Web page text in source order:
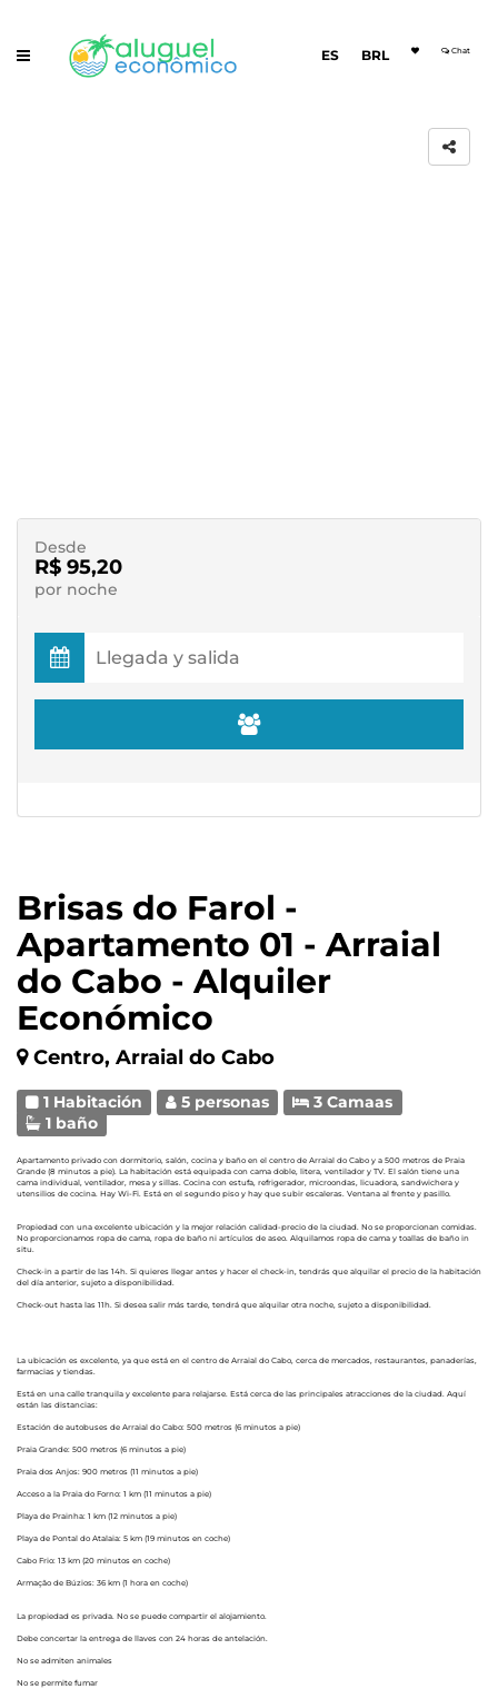
ES BRL Chat
Brisas do Farol -
Apartamento 01 - Arraial
do Cabo - Alquiler
Económico
Centro, Arraial do Cabo
1 Habitación 5 personas
3 Camaas
1 baño
Apartamento privado con dormitorio, salón, cocina y baño en el centro de Arraial do Cabo y a 500 metros de Praia
Grande (8 minutos a pie). La habitación está equipada con cama doble, litera, ventilador y TV. El salón tiene una
cama individual, ventilador, mesa y sillas. Cocina con estufa, refrigerador, microondas, licuadora, sandwichera y
utensilios de cocina. Hay Wi-Fi. Está en el segundo piso y hay que subir escaleras. Ventana al frente y pasillo.
Propiedad con una excelente ubicación y la mejor relación calidad-precio de la ciudad. No se proporcionan comidas.
No proporcionamos ropa de cama, ropa de baño ni artículos de aseo. Alquilamos ropa de cama y toallas de baño in
situ.
Check-in a partir de las 14h. Si quieres llegar antes y hacer el check-in, tendrás que alquilar el precio de la habitación
del día anterior, sujeto a disponibilidad.
Check-out hasta las 11h. Si desea salir más tarde, tendrá que alquilar otra noche, sujeto a disponibilidad.
La ubicación es excelente, ya que está en el centro de Arraial do Cabo, cerca de mercados, restaurantes, panaderías,
farmacias y tiendas.
Está en una calle tranquila y excelente para relajarse. Está cerca de las principales atracciones de la ciudad. Aquí
están las distancias:
Estación de autobuses de Arraial do Cabo: 500 metros (6 minutos a pie)
Praia Grande: 500 metros (6 minutos a pie)
Praia dos Anjos: 900 metros (11 minutos a pie)
Acceso a la Praia do Forno: 1 km (11 minutos a pie)
Playa de Prainha: 1 km (12 minutos a pie)
Playa de Pontal do Atalaia: 5 km (19 minutos en coche)
Cabo Frio: 13 km (20 minutos en coche)
Armação de Búzios: 36 km (1 hora en coche)
La propiedad es privada. No se puede compartir el alojamiento.
Debe concertar la entrega de llaves con 24 horas de antelación.
No se admiten animales
No se permite fumar
Desde
R$ 95,20
por noche